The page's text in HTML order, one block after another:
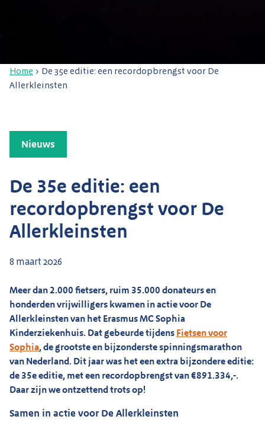
Home > De 35e editie: een recordopbrengst voor De
Allerkleinsten
Nieuws
De 35e editie: een
recordopbrengst voor De
Allerkleinsten
8 maart 2026
Meer dan 2.000 fietsers, ruim 35.000 donateurs en
honderden vrijwilligers kwamen in actie voor De
Allerkleinsten van het Erasmus MC Sophia
Kinderziekenhuis. Dat gebeurde tijdens Fietsen voor
Sophia, de grootste en bijzonderste spinningsmarathon
van Nederland. Dit jaar was het een extra bijzondere editie:
de 35e editie, met een recordopbrengst van €891.334,-.
Daar zijn we ontzettend trots op!
Samen in actie voor De Allerkleinsten